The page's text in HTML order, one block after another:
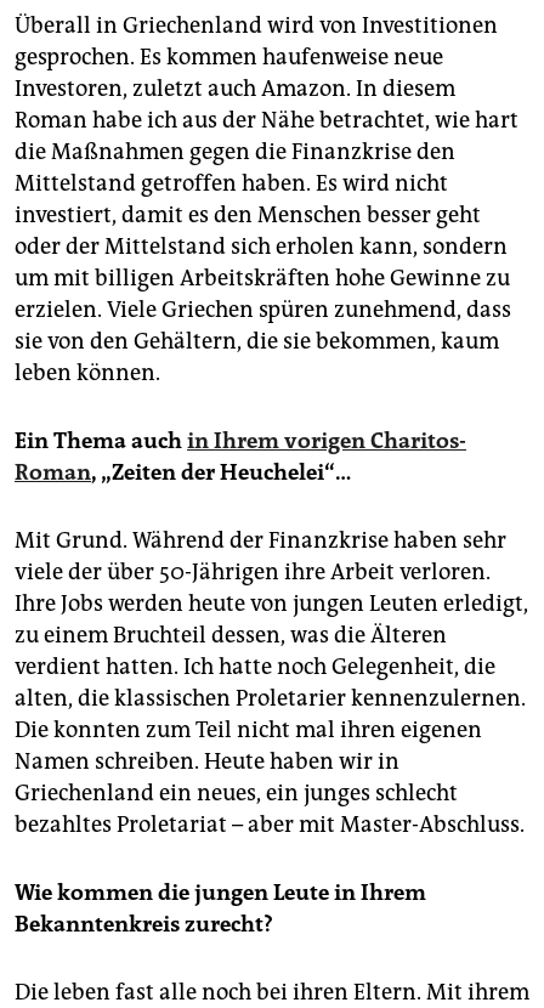
Überall in Griechenland wird von Investitionen
gesprochen. Es kommen haufenweise neue
Investoren, zuletzt auch Amazon. In diesem
Roman habe ich aus der Nähe betrachtet, wie hart
die Maßnahmen gegen die Finanzkrise den
Mittelstand getroffen haben. Es wird nicht
investiert, damit es den Menschen besser geht
oder der Mittelstand sich erholen kann, sondern
um mit billigen Arbeitskräften hohe Gewinne zu
erzielen. Viele Griechen spüren zunehmend, dass
sie von den Gehältern, die sie bekommen, kaum
leben können.
Ein Thema auchin Ihrem vorigen Charitos-
Roman, „Zeiten der Heuchelei“…
Mit Grund. Während der Finanzkrise haben sehr
viele der über 50-Jährigen ihre Arbeit verloren.
Ihre Jobs werden heute von jungen Leuten erledigt,
zu einem Bruchteil dessen, was die Älteren
verdient hatten. Ich hatte noch Gelegenheit, die
alten, die klassischen Proletarier kennenzulernen.
Die konnten zum Teil nicht mal ihren eigenen
Namen schreiben. Heute haben wir in
Griechenland ein neues, ein junges schlecht
bezahltes Proletariat – aber mit Master-Abschluss.
Wie kommen die jungen Leute in Ihrem
Bekanntenkreis zurecht?
Die leben fast alle noch bei ihren Eltern. Mit ihrem